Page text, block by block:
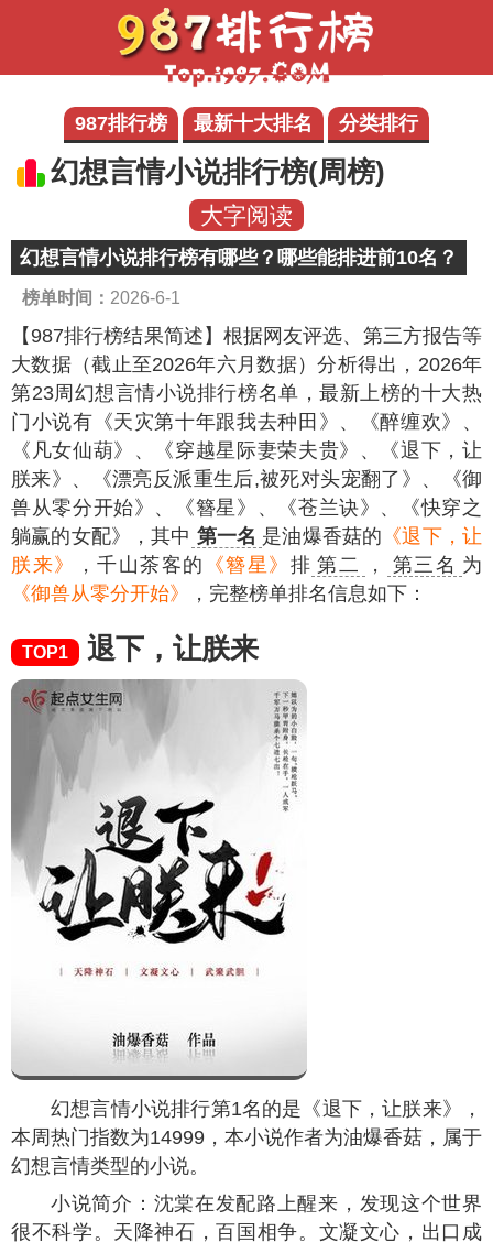
987排行榜 最新十大排名 分类排行
幻想言情小说排行榜(周榜)
大字阅读
幻想言情小说排行榜有哪些？哪些能排进前10名？
榜单时间： 2026-6-1
【987排行榜结果简述】 根据网友评选、第三方报告等
大数据（截止至2026年六月数据）分析得出，2026年
第23周幻想言情小说排行榜名单，最新上榜的十大热
门小说有《天灾第十年跟我去种田》、《醉缠欢》、
《凡女仙葫》、《穿越星际妻荣夫贵》、《退下，让
朕来》、《漂亮反派重生后,被死对头宠翻了》、《御
兽从零分开始》、《簪星》、《苍兰诀》、《快穿之
躺赢的女配》，其中 第一名 是油爆香菇的 《退下，让
朕来》
，千山茶客的 《簪星》 排 第二 ， 第三名 为
《御兽从零分开始》
，完整榜单排名信息如下：
TOP1 退下，让朕来
幻想言情小说排行第1名的是《退下，让朕来》，
本周热门指数为14999 ，本小说作者为油爆香菇，属于
幻想言情类型的小说。
小说简介：沈棠在发配路上醒来，发现这个世界
很不科学。天降神石，百国相争。文凝文心，出口成